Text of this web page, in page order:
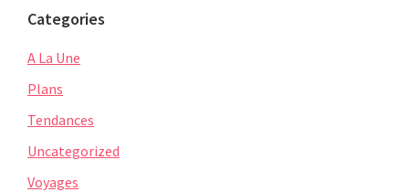
Categories
A La Une
Plans
Tendances
Uncategorized
Voyages